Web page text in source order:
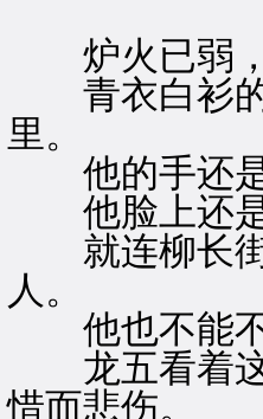
炉火已弱，
青衣白衫的
里。
他的手还是
他脸上还是
就连柳长街
人。
他也不能不
龙五看着这
惜而悲伤。